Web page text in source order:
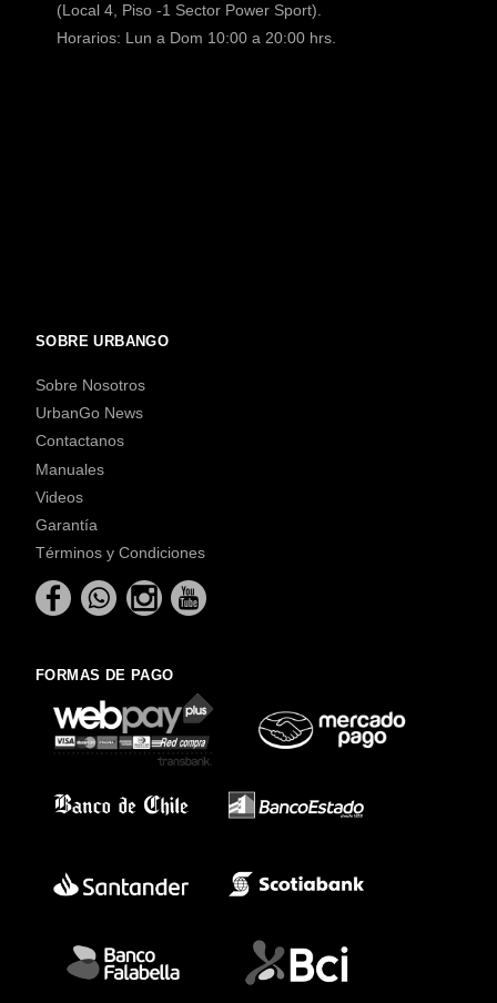
(Local 4, Piso -1 Sector Power Sport).
Horarios: Lun a Dom 10:00 a 20:00 hrs.
SOBRE URBANGO
Sobre Nosotros
UrbanGo News
Contactanos
Manuales
Videos
Garantía
Términos y Condiciones
FORMAS DE PAGO